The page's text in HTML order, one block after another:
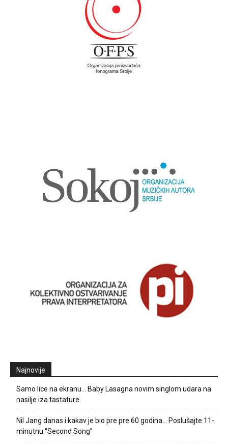
Najnovije
Samo lice na ekranu… Baby Lasagna novim singlom udara na
nasilje iza tastature
Nil Jang danas i kakav je bio pre pre 60 godina… Poslušajte 11-
minutnu “Second Song”